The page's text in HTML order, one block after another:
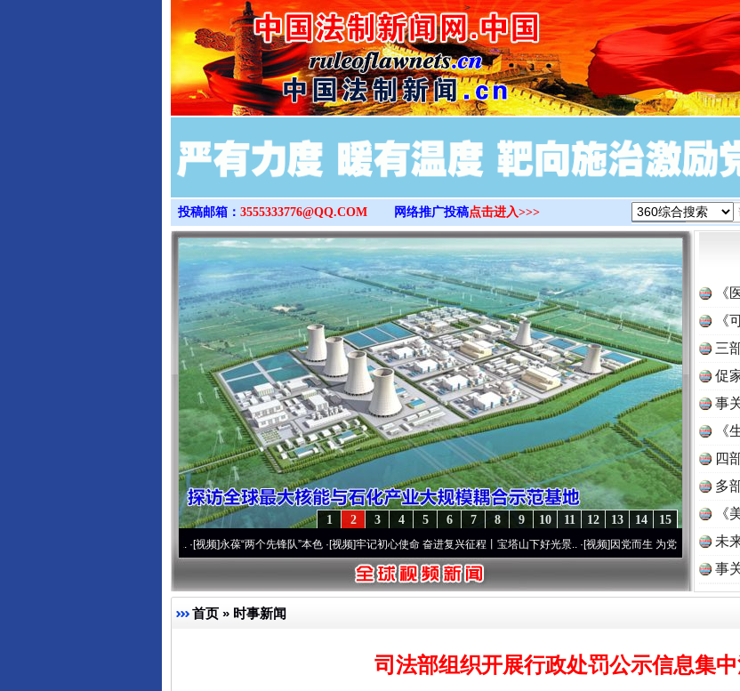
>
投稿邮箱： 3555333776@QQ.COM 网络推广投稿点击进入>>>
15
14
13
12
11
10
9
8
7
6
5
4
3
2
1
永葆“两个先锋队”本色·[视频]牢记初心使命 奋进复兴征程丨宝塔山下好光景..·[视频]因党而生 为党而战——百年“纪”事⑧
《
《
三
促
事
《
读
四
多
《
未
事
首页 » 时事新闻
司法部组织开展行政处罚公示信息集